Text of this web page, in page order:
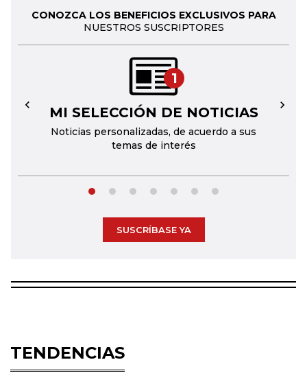
CONOZCA LOS BENEFICIOS EXCLUSIVOS PARA
NUESTROS SUSCRIPTORES
1
MI SELECCIÓN DE NOTICIAS
Noticias personalizadas, de acuerdo a sus
temas de interés
← →
SUSCRÍBASE YA
TENDENCIAS